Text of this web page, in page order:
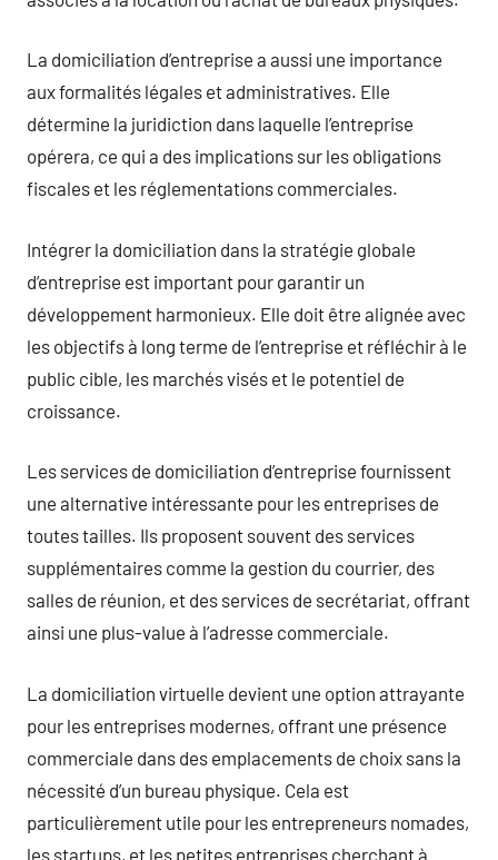
La domiciliation d’entreprise a aussi une importance
aux formalités légales et administratives. Elle
détermine la juridiction dans laquelle l’entreprise
opérera, ce qui a des implications sur les obligations
fiscales et les réglementations commerciales.
Intégrer la domiciliation dans la stratégie globale
d’entreprise est important pour garantir un
développement harmonieux. Elle doit être alignée avec
les objectifs à long terme de l’entreprise et réfléchir à le
public cible, les marchés visés et le potentiel de
croissance.
Les services de domiciliation d’entreprise fournissent
une alternative intéressante pour les entreprises de
toutes tailles. Ils proposent souvent des services
supplémentaires comme la gestion du courrier, des
salles de réunion, et des services de secrétariat, offrant
ainsi une plus-value à l’adresse commerciale.
La domiciliation virtuelle devient une option attrayante
pour les entreprises modernes, offrant une présence
commerciale dans des emplacements de choix sans la
nécessité d’un bureau physique. Cela est
particulièrement utile pour les entrepreneurs nomades,
les startups, et les petites entreprises cherchant à